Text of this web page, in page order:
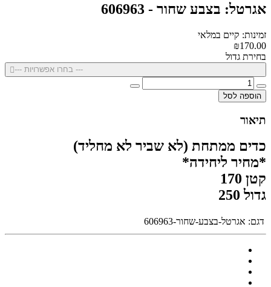
אגרטל: בצבע שחור - 606963
זמינות: קיים במלאי
₪170.00
בחירת גדול
--- בחרו אפשרויות ---
הוספה לסל
תיאור
כדים ממתחת (לא שביר לא מחליד)
*מחיר ליחידה*
קטן 170
גדול 250
דגם: אגרטל-בצבע-שחור-606963